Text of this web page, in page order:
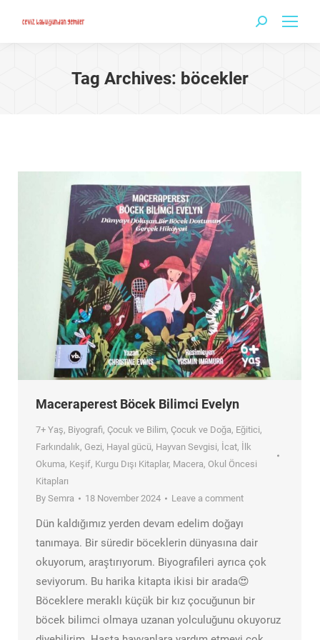
Search:
Tag Archives: böcekler
Maceraperest Böcek Bilimci Evelyn
7+ Yaş, Biyografi, Çocuk ve Bilim, Çocuk ve Doğa, Eğitici,
Farkındalık, Gezi, Hayal gücü, Hayvan Sevgisi, İcat,
İlk
Okuma, Keşif, Kurgu Dışı Kitaplar, Macera, Okul Öncesi
Kitapları
By Semra 18 November 2024 Leave a comment
Dün kaldığımız yerden devam edelim doğayı
tanımaya. Bir süredir böceklerin dünyasına dair
okuyorum, araştırıyorum. Biyografileri ayrıca çok
seviyorum. Bu harika kitapta ikisi bir arada😍
Böceklere meraklı küçük bir kız çocuğunun bir
böcek bilimci olmaya uzanan yolculuğunu okuyoruz